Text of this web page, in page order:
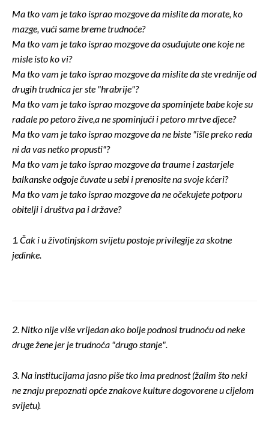
Ma tko vam je tako isprao mozgove da mislite da morate, ko
mazge, vući same breme trudnoće?
Ma tko vam je tako isprao mozgove da osuđujute one koje ne
misle isto ko vi?
Ma tko vam je tako isprao mozgove da mislite da ste vrednije od
drugih trudnica jer ste "hrabrije"?
Ma tko vam je tako isprao mozgove da spominjete babe koje su
rađale po petoro žive,a ne spominjući i petoro mrtve djece?
Ma tko vam je tako isprao mozgove da ne biste "išle preko reda
ni da vas netko propusti"?
Ma tko vam je tako isprao mozgove da traume i zastarjele
balkanske odgoje čuvate u sebi i prenosite na svoje kćeri?
Ma tko vam je tako isprao mozgove da ne očekujete potporu
obitelji i društva pa i države?
1. Čak i u životinjskom svijetu postoje privilegije za skotne
jedinke.
2. Nitko nije više vrijedan ako bolje podnosi trudnoću od neke
druge žene jer je trudnoća "drugo stanje".
3. Na institucijama jasno piše tko ima prednost (žalim što neki
ne znaju prepoznati opće znakove kulture dogovorene u cijelom
svijetu).